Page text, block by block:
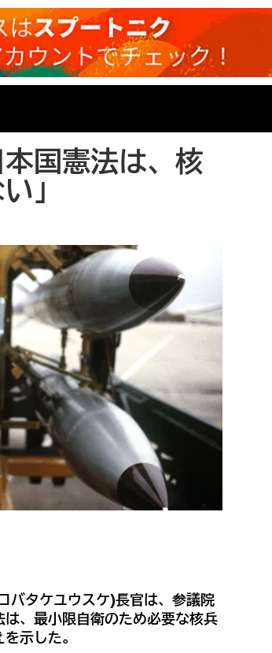
国憲法は、核
」
バタケユウスケ)長官は、参議院
、最小限自衛のため必要な核兵
示した。